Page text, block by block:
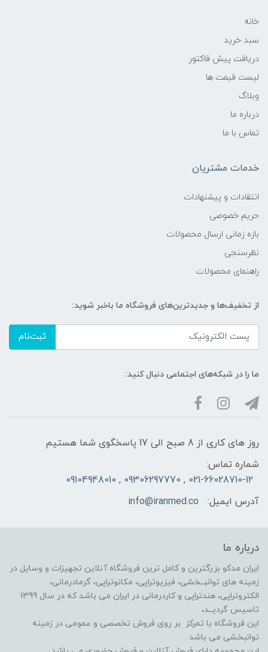
خانه
سبد خرید
دریافت پیش فاکتور
لیست قیمت ها
وبلاگ
درباره ما
تماس با ما
خدمات مشتریان
انتقادات و پیشنهادات
حریم خصوصی
بازه زمانی ارسال محصولات
نظرسنجی
راهنمای محصولات
از تخفیف‌ها و جدیدترین‌های فروشگاه ما باخبر شوید:
ثبت‌نام
ما را در شبکه‌های اجتماعی دنبال کنید:
روز های کاری از 8 صبح الی 17 پاسخگوی شما هستیم
شماره تماس:
021-66028710-12 , 09306297770 , 09104948010
آدرس ایمیل:
info@iranmed.co
درباره ما
ایران مدکو بزرگترین و کامل ترین فروشگاه آنلاین تجهیزات و وسایل در
زمینه های توانبــخشی، فیزیوتراپی، مکانوتراپی، گرمادرمانی،
الکتروتراپی، هندتراپی و کاردرمانی در ایران می باشد که در سال 1399
تاسیس گردیــد،
این فروشگاه با تمرکز بر روی فروش تخصصی و عمومی در زمینه
توانبخشی می باشد .